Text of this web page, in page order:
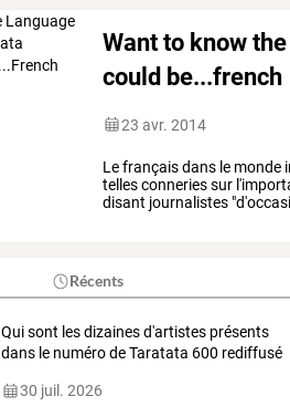
Want to know
could be...french
23 avr. 2014
Lefrançaisdans le monde
tellesconneriessur
disant journalistes
Récents
Quisont lesdizainesd'artistesprésents
danslenumérodeTaratata 600 rediffusé
30 juil. 2026